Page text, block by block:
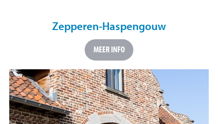
Zepperen-Haspengouw
MEER INFO